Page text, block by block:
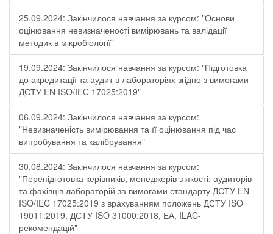
25.09.2024: Закінчилося навчання за курсом: "Основи
оцінювання невизначеності вимірювань та валідації
методик в мікробіології"
19.09.2024: Закінчилося навчання за курсом: "Підготовка
до акредитації та аудит в лабораторіях згідно з вимогами
ДСТУ EN ISO/IEC 17025:2019"
06.09.2024: Закінчилося навчання за курсом:
"Невизначеність вимірювання та її оцінювання під час
випробування та калібрування"
30.08.2024: Закінчилося навчання за курсом:
"Перепідготовка керівників, менеджерів з якості, аудиторів
та фахівців лабораторій за вимогами стандарту ДСТУ EN
ISO/IEC 17025:2019 з врахуванням положень ДСТУ ISO
19011:2019, ДСТУ ISO 31000:2018, ЕА, ILAC-
рекомендацій"